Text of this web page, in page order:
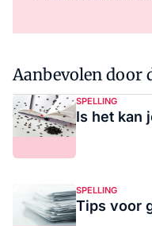
Aanbevolen door
SPELLING
Is het kan
SPELLING
Tips voor